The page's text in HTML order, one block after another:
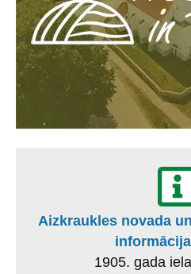
Aizkraukles novada
1905. gada